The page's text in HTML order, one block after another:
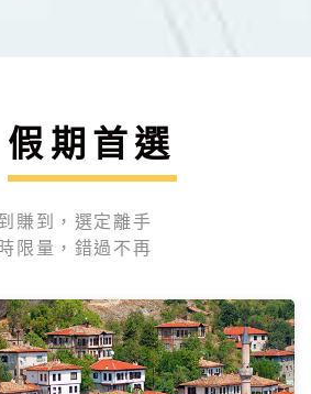
假期首選
限量，錯過不再